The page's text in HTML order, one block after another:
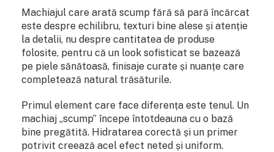
Machiajul care arată scump fără să pară încărcat
este despre echilibru, texturi bine alese și atenție
la detalii, nu despre cantitatea de produse
folosite, pentru că un look sofisticat se bazează
pe piele sănătoasă, finisaje curate și nuanțe care
completează natural trăsăturile.
Primul element care face diferența este tenul. Un
machiaj „scump” începe întotdeauna cu o bază
bine pregătită. Hidratarea corectă și un primer
potrivit creează acel efect neted și uniform.